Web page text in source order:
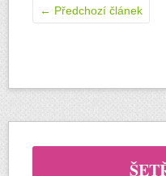
← Předchozí článek